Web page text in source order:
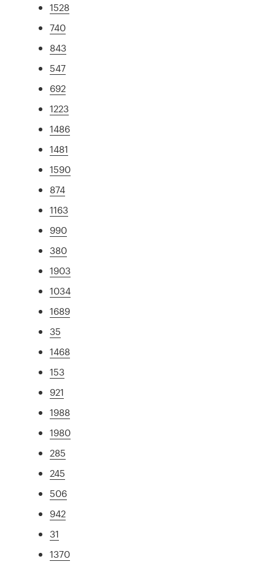
1528
740
843
547
692
1223
1486
1481
1590
874
1163
990
380
1903
1034
1689
35
1468
153
921
1988
1980
285
245
506
942
31
1370